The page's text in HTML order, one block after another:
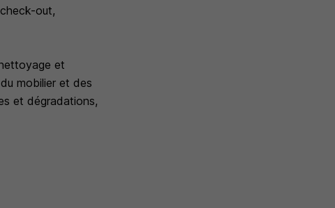
out,
et
mobilier et des
et dégradations,